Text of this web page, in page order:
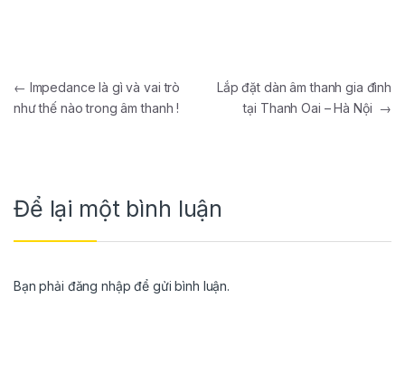
← Impedance là gì và vai trò
như thế nào trong âm thanh !
Lắp đặt dàn âm thanh gia đình
tại Thanh Oai – Hà Nội →
Để lại một bình luận
Bạn phải đăng nhập để gửi bình luận.